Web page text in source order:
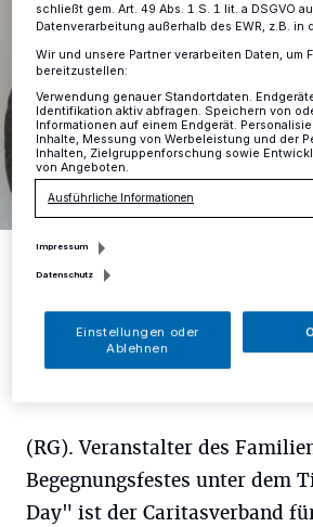
Bereichsleiter Integration und Rehabilitation
Stähler, Musikschule lautHaus und Heiko
One World Day (v.li.).
(RG). Veranstalter des
Begegnungsfestes unter dem
Day" ist der Caritasverband
schließt gem. Art. 49 Abs. 1 S. 1 lit. a DSGVO
Datenverarbeitung außerhalb des EWR, z.B. in
Wir und unsere Partner verarbeiten Daten, um
bereitzustellen:
Verwendung genauer Standortdaten.
Identifikation aktiv abfragen. Speichern von
Informationen auf einem Endgerät.
Inhalte, Messung von Werbeleistung und der
Inhalten, Zielgruppenforschung sowie
von Angeboten.
Ausführliche Informationen
Impressum
Datenschutz
Einstellungen oder
Ablehnen